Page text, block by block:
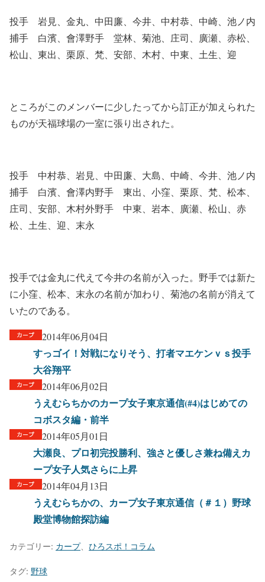
投手 岩見、金丸、中田廉、今井、中村恭、中崎、池ノ内
捕手 白濱、會澤野手 堂林、菊池、庄司、廣瀬、赤松、
松山、東出、栗原、梵、安部、木村、中東、土生、迎
ところがこのメンバーに少したってから訂正が加えられた
ものが天福球場の一室に張り出された。
投手 中村恭、岩見、中田廉、大島、中崎、今井、池ノ内
捕手 白濱、會澤内野手 東出、小窪、栗原、梵、松本、
庄司、安部、木村外野手 中東、岩本、廣瀬、松山、赤
松、土生、迎、末永
投手では金丸に代えて今井の名前が入った。野手では新た
に小窪、松本、末永の名前が加わり、菊池の名前が消えて
いたのである。
2014年06月04日
すっゴイ！対戦になりそう、打者マエケンｖｓ投手
大谷翔平
2014年06月02日
うえむらちかのカープ女子東京通信(#4)はじめての
コボスタ編・前半
2014年05月01日
大瀬良、プロ初完投勝利、強さと優しさ兼ね備えカ
ープ女子人気さらに上昇
2014年04月13日
うえむらちかの、カープ女子東京通信（＃１）野球
殿堂博物館探訪編
カテゴリー: カープ、 ひろスポ！コラム
タグ: 野球